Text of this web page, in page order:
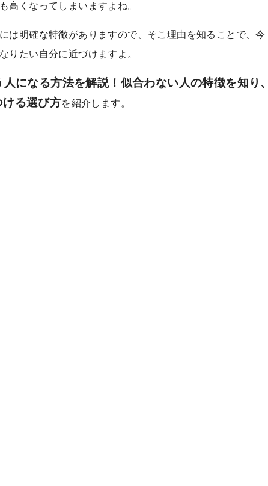
高くなってしまいますよね。
は明確な特徴がありますので、そこ理由を知ることで、今
りたい自分に近づけますよ。
になる方法を解説！似合わない人の特徴を知り、
ける選び方を紹介します。